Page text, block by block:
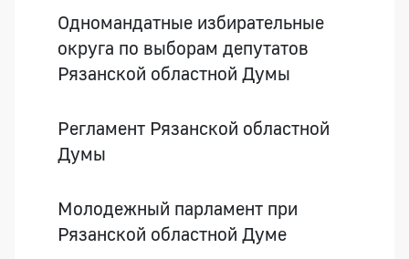
Одномандатные избирательные
округа по выборам депутатов
Рязанской областной Думы
Регламент Рязанской областной
Думы
Молодежный парламент при
Рязанской областной Думе